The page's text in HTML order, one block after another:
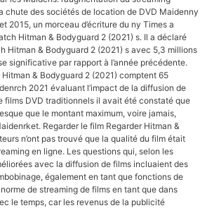
chute des sociétés de location de DVD Maidenny
2015, un morceau d’écriture du ny Times a
Hitman & Bodyguard 2 (2021) s. Il a déclaré
Hitman & Bodyguard 2 (2021) s avec 5,3 millions
significative par rapport à l’année précédente.
Hitman & Bodyguard 2 (2021) comptent 65
2021 évaluant l’impact de la diffusion de
films DVD traditionnels il avait été constaté que
que le montant maximum, voire jamais,
Regarder le film Regarder Hitman &
n’ont pas trouvé que la qualité du film était
en ligne. Les questions qui, selon les
avec la diffusion de films incluaient des
également en tant que fonctions de
de streaming de films en tant que dans
le temps, car les revenus de la publicité